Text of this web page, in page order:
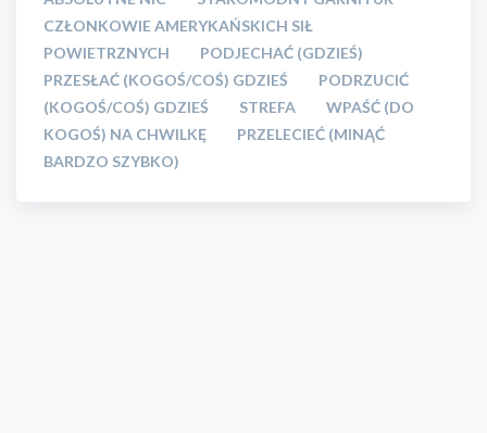
CZŁONKOWIE AMERYKAŃSKICH SIŁ
POWIETRZNYCH
PODJECHAĆ (GDZIEŚ)
PRZESŁAĆ (KOGOŚ/COŚ) GDZIEŚ
PODRZUCIĆ
(KOGOŚ/COŚ) GDZIEŚ
STREFA
WPAŚĆ (DO
KOGOŚ) NA CHWILKĘ
PRZELECIEĆ (MINĄĆ
BARDZO SZYBKO)